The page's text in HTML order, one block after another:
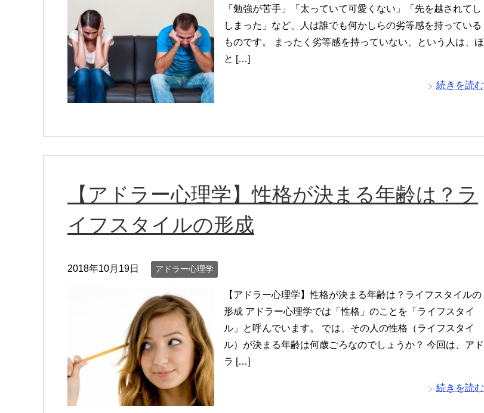
「勉強が苦手」「太っていて可愛くない」「先を越されてし
しまった」など、人は誰でも何かしらの劣等感を持っている
ものです。 まったく劣等感を持っていない、という人は、ほ
と […]
続きを読む
【アドラー心理学】性格が決まる年齢は？ラ
イフスタイルの形成
2018年10月19日 アドラー心理学
【アドラー心理学】性格が決まる年齢は？ライフスタイルの
形成 アドラー心理学では「性格」のことを「ライフスタイ
ル」と呼んでいます。 では、その人の性格（ライフスタイ
ル）が決まる年齢は何歳ごろなのでしょうか？ 今回は、アド
ラ […]
続きを読む